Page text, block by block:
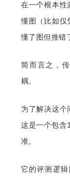
在一个根本性
懂图（比如仅
懂了图但推错
简而言之，
耦。
为了解决这个
这是一个包含
准。
它的评测逻